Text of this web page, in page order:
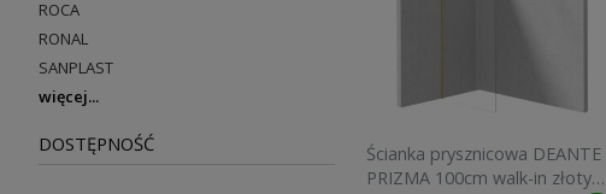
ROCA
RONAL
SANPLAST
więcej
DOSTĘPNOŚĆ
Ścianka prysznicowa DEANTE
PRIZMA 100cm walk-in złoty